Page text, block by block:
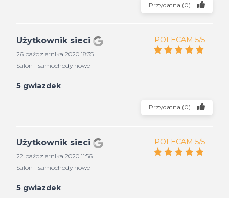
Przydatna (0)
Użytkownik sieci
26 października 2020 18:35
Salon - samochody nowe
POLECAM 5/5
5 gwiazdek
Przydatna (0)
Użytkownik sieci
22 października 2020 11:56
Salon - samochody nowe
POLECAM 5/5
5 gwiazdek